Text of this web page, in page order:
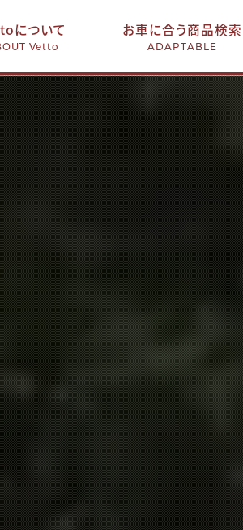
について
Vetto
お車に合う商品検索
ADAPTABLE